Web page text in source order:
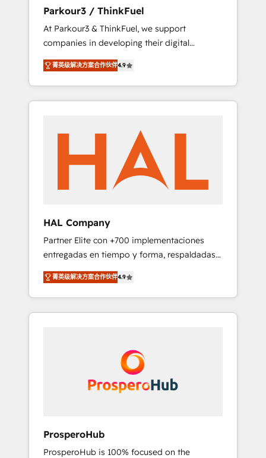
Our Services: HubSpot implementations &
data migration Custom AI agents Revenue
Operations API integrations AI-ready Website
design Let’s turn your CRM into your growth
engine!
Parkour3 / ThinkFuel
At Parkour3 & ThinkFuel, we support
companies in developing their digital
strategies by leveraging technologies and
automating their marketing and sales
processes to generate growth. Our offer
spans from Strategy to Operations. We
implementation, web design, sales &
marketing automation, and digital marketing.
With extensive experience working with tech
companies and manufacturers since 2002,
we are committed to empowering our clients
implementation and seamless integration of
the CRM platform into your digital
ecosystem. Would you like support in
deploying your inbound marketing strategy?
We'll provide support tailored to your needs
and sales objectives. With 125+ certifications,
we are part of the most certified Canadian
coast), our services are offered in both
菁英级解决方案合作伙伴4.9
HAL Company
Partner Elite con +700 implementaciones
entregadas en tiempo y forma, respaldadas
por 6 acreditaciones de HubSpot y un
equipo de 6 Certified Trainers avalados por
HubSpot Academy. Acompañamos a las
empresas en cada etapa de su crecimiento
Nos caracterizamos por combinar excelencia
técnica con una mirada estratégica a largo
菁英级解决方案合作伙伴4.9
ProsperoHub
ProsperoHub is 100% focused on the